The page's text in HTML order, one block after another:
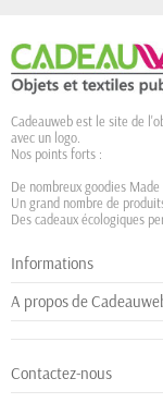
Cadeauweb est le site de
avec un logo.
Nos points forts :
De nombreux goodies Made
Un grand nombre de
Des cadeaux écologiques
Informations
A propos de
Contactez-nous